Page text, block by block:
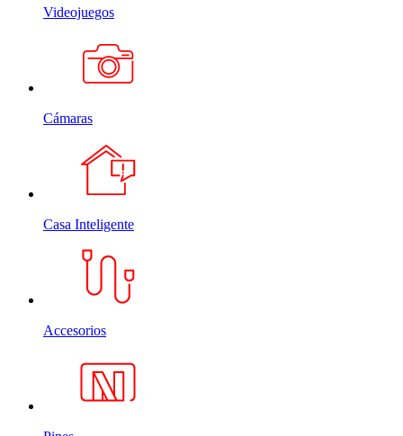
Videojuegos
Cámaras
Casa Inteligente
Accesorios